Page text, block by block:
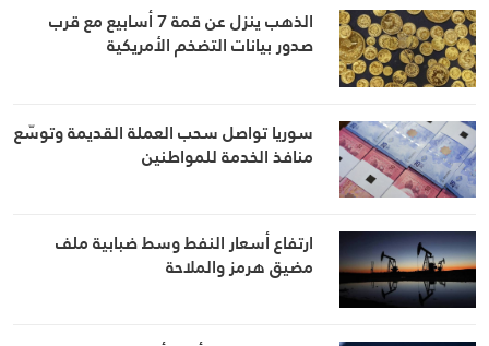
الذهب ينزل عن قمة 7 أسابيع مع قرب
صدور بيانات التضخم الأمريكية
سوريا تواصل سحب العملة القديمة وتوسّع
منافذ الخدمة للمواطنين
ارتفاع أسعار النفط وسط ضبابية ملف
مضيق هرمز والملاحة